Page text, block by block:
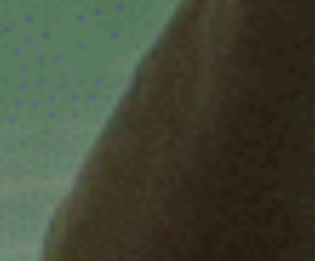
Accountmanager binnendienst
Administratie
allround commercieel medewerker
Assistent controller